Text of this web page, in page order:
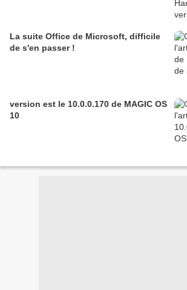
La suite Office de Microsoft, difficile
de s'en passer !
version est le 10.0.0.170 de MAGIC OS
10